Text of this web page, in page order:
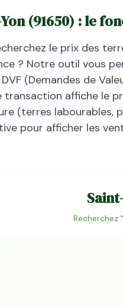
(91650) : le
le prix des
? Notre outil vous
(Demandes de
transaction affiche le
(terres labourables,
pour afficher les
Recherchez "